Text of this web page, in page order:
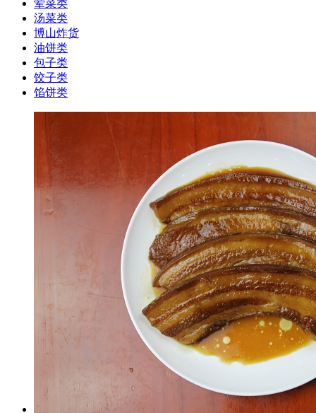
荤菜类
汤菜类
博山炸货
油饼类
包子类
饺子类
馅饼类